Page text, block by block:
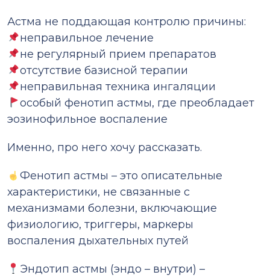
Астма не поддающая контролю причины:
неправильное лечение
не регулярный прием препаратов
отсутствие базисной терапии
неправильная техника ингаляции
особый фенотип астмы, где преобладает
эозинофильное воспаление
Именно, про него хочу рассказать.
Фенотип астмы – это описательные
характеристики, не связанные с
механизмами болезни, включающие
физиологию, триггеры, маркеры
воспаления дыхательных путей
Эндотип астмы (эндо – внутри) –